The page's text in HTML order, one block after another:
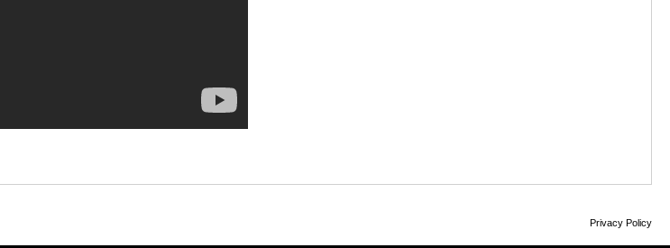
Privacy Policy